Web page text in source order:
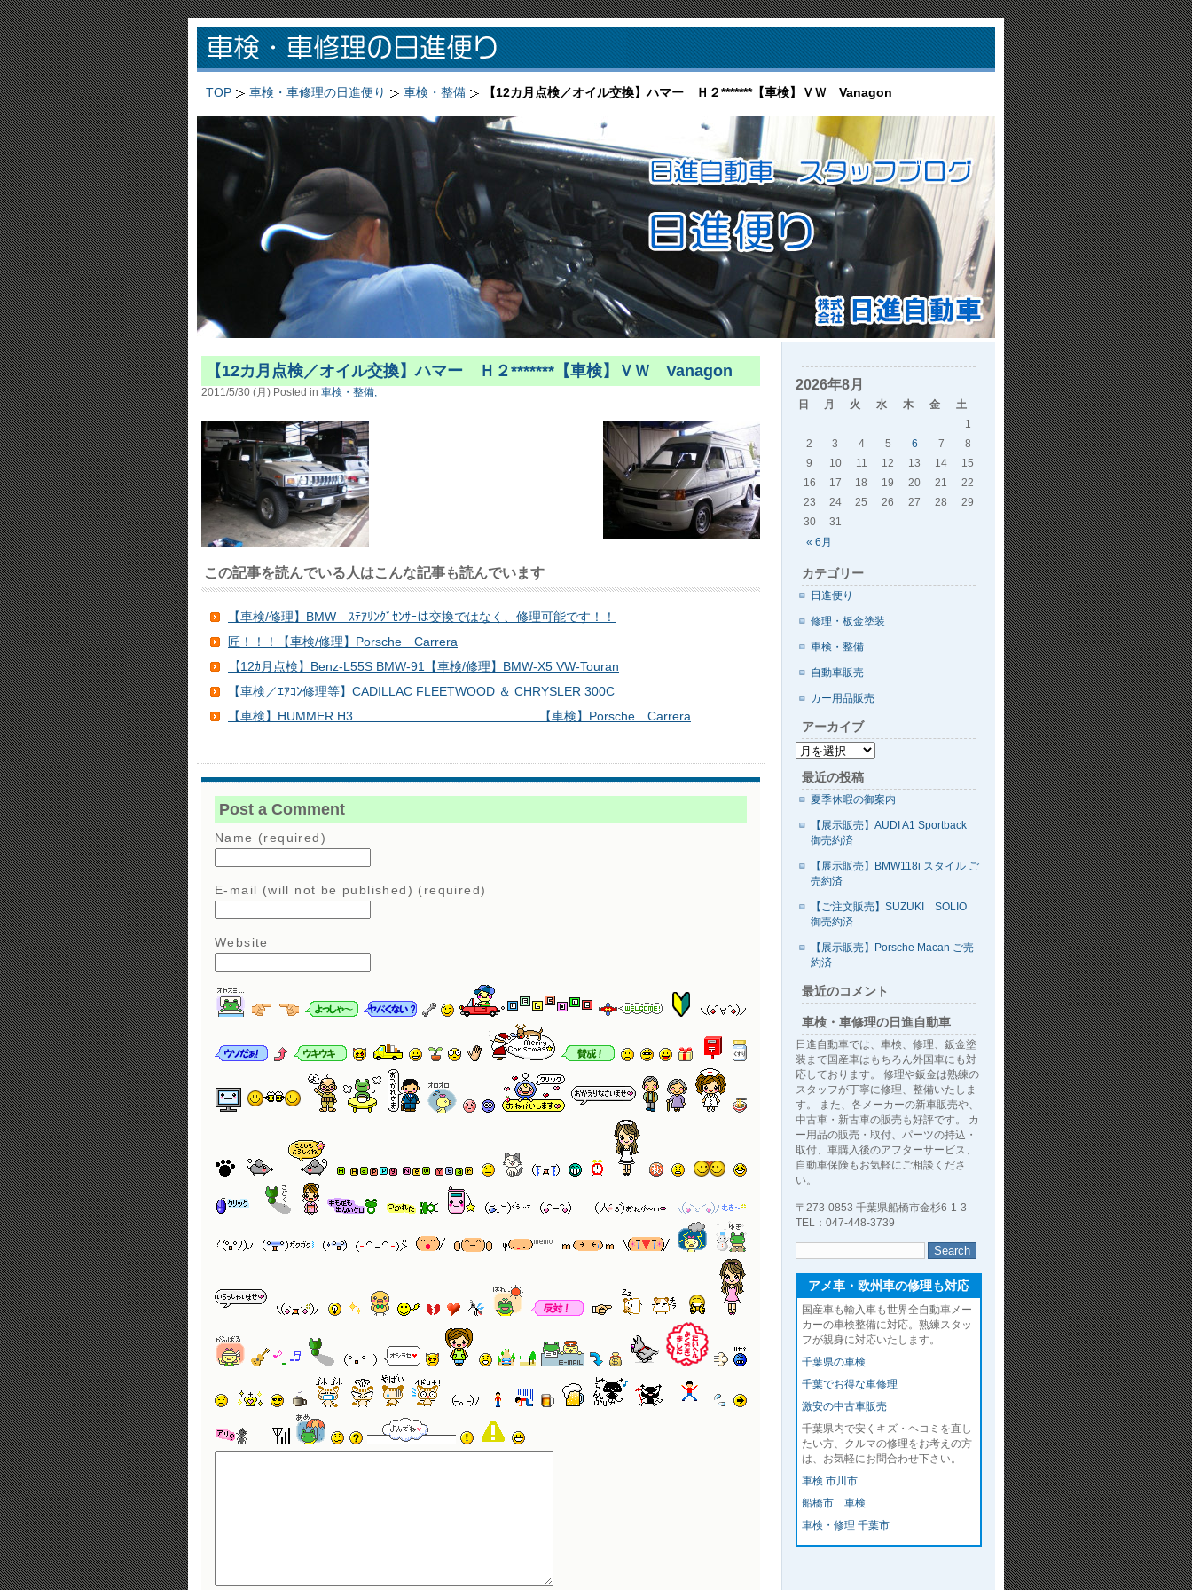
TOP 車検・車修理の日進便り 車検・整備 【12カ月点検／オイル交換】ハマー Ｈ２*******【車検】ＶＷ Vanagon
【12カ月点検／オイル交換】ハマー Ｈ２*******【車検】ＶＷ Vanagon
2011/5/30 (月) Posted in 車検・整備,
この記事を読んでいる人はこんな記事も読んでいます
【車検/修理】BMW ｽﾃｱﾘﾝｸﾞｾﾝｻｰは交換ではなく、修理可能です！！
匠！！！【車検/修理】Porsche Carrera
【12ｶ月点検】Benz-L55S BMW-91【車検/修理】BMW-X5 VW-Touran
【車検／ｴｱｺﾝ修理等】CADILLAC FLEETWOOD ＆ CHRYSLER 300C
【車検】HUMMER H3 【車検】Porsche Carrera
Post a Comment
Name (required)
E-mail (will not be published) (required)
Website
2026年8月
日 月 火 水 木 金 土
« 6月
1
2
3 4 5 6 7
8
9
10 11 12 13 14
15
16
17 18 19 20 21
22
23
24 25 26 27 28
29
30
31
カテゴリー
日進便り
修理・板金塗装
車検・整備
自動車販売
カー用品販売
アーカイブ
最近の投稿
夏季休暇の御案内
【展示販売】AUDI A1 Sportback
御売約済
【展示販売】BMW118i スタイル ご
売約済
【ご注文販売】SUZUKI SOLIO
御売約済
【展示販売】Porsche Macan ご売
約済
最近のコメント
車検・車修理の日進自動車
日進自動車では、車検、修理、鈑金塗
装まで国産車はもちろん外国車にも対
応しております。 修理や鈑金は熟練の
スタッフが丁寧に修理、整備いたしま
す。 また、各メーカーの新車販売や、
中古車・新古車の販売も好評です。 カ
ー用品の販売・取付、パーツの持込・
取付、車購入後のアフターサービス、
自動車保険もお気軽にご相談くださ
い。
〒273-0853 千葉県船橋市金杉6-1-3
TEL：047-448-3739
アメ車・欧州車の修理も対応
国産車も輸入車も世界全自動車メー
カーの車検整備に対応。熟練スタッ
フが親身に対応いたします。
千葉県の車検
千葉でお得な車修理
激安の中古車販売
千葉県内で安くキズ・ヘコミを直し
たい方、クルマの修理をお考えの方
は、お気軽にお問合わせ下さい。
車検 市川市
船橋市 車検
車検・修理 千葉市